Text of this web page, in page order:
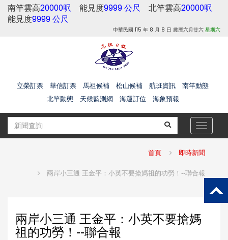
南竿雲高20000呎 能見度9999 公尺 北竿雲高20000呎
能見度9999 公尺
中華民國 115 年 8 月 8 日 農曆六月廿六 星期六
立榮訂票 華信訂票 馬祖候補 松山候補 航班資訊
南竿動態
北竿動態
天候監測網 海運訂位 海象預報
Toggle
首頁 即時新聞
兩岸小三通 王金平：小英不要搶媽祖的功勞！--聯合報
兩岸小三通 王金平：小英不要搶媽
祖的功勞！--聯合報